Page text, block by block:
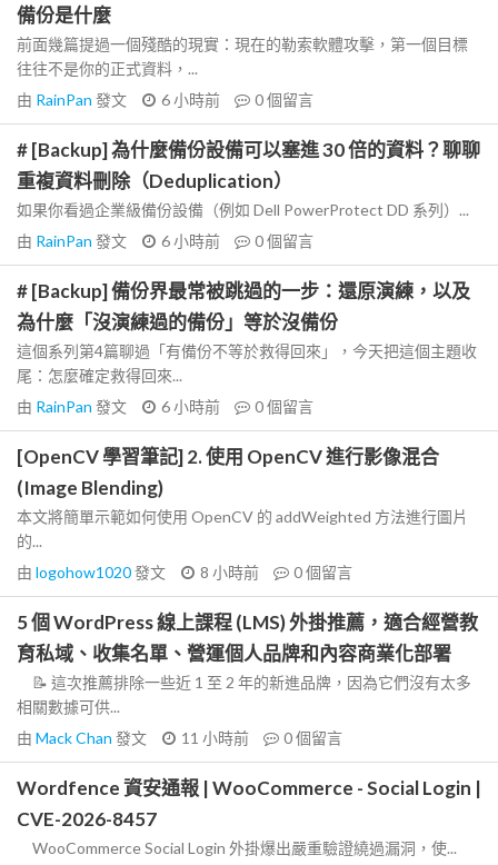
備份是什麼
前面幾篇提過一個殘酷的現實：現在的勒索軟體攻擊，第一個目標
往往不是你的正式資料，...
由 RainPan 發文 6 小時前 0個留言
# [Backup] 為什麼備份設備可以塞進 30 倍的資料？聊聊
重複資料刪除（Deduplication）
如果你看過企業級備份設備（例如 Dell PowerProtect DD 系列）...
由 RainPan 發文 6 小時前 0個留言
# [Backup] 備份界最常被跳過的一步：還原演練，以及
為什麼「沒演練過的備份」等於沒備份
這個系列第4篇聊過「有備份不等於救得回來」，今天把這個主題收
尾：怎麼確定救得回來...
由 RainPan 發文 6 小時前 0個留言
[OpenCV 學習筆記] 2. 使用 OpenCV 進行影像混合
(Image Blending)
本文將簡單示範如何使用 OpenCV 的 addWeighted 方法進行圖片
的...
由 logohow1020發文 8 小時前 0個留言
5 個 WordPress 線上課程 (LMS) 外掛推薦，適合經營教
育私域、收集名單、營運個人品牌和內容商業化部署
📝 這次推薦排除一些近 1 至 2 年的新進品牌，因為它們沒有太多
相關數據可供...
由 Mack Chan 發文 11 小時前 0個留言
Wordfence 資安通報 | WooCommerce - Social Login |
CVE-2026-8457
WooCommerce Social Login 外掛爆出嚴重驗證繞過漏洞，使...